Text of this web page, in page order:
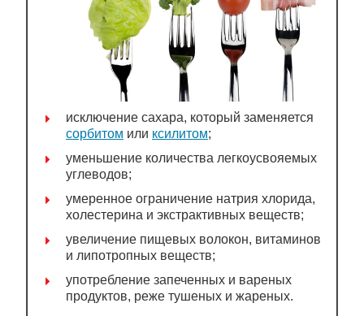
исключение сахара, который заменяется
сорбитом или ксилитом;
уменьшение количества легкоусвояемых
углеводов;
умеренное ограничение натрия хлорида,
холестерина и экстрактивных веществ;
увеличение пищевых волокон, витаминов
и липотропных веществ;
употребление запеченных и вареных
продуктов, реже тушеных и жареных.